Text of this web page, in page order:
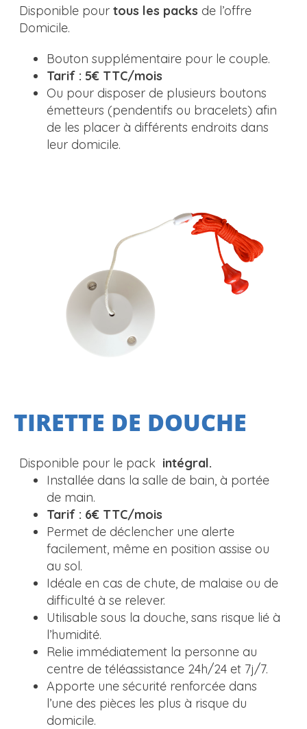
Disponible pour tous les packs de l’offre
Domicile.
Bouton supplémentaire pour le couple.
Tarif : 5€ TTC/mois
Ou pour disposer de plusieurs boutons
émetteurs (pendentifs ou bracelets) afin
de les placer à différents endroits dans
leur domicile.
TIRETTE DE DOUCHE
Disponible pour le pack intégral.
Installée dans la salle de bain, à portée
de main.
Tarif : 6€ TTC/mois
Permet de déclencher une alerte
facilement, même en position assise ou
au sol.
Idéale en cas de chute, de malaise ou de
difficulté à se relever.
Utilisable sous la douche, sans risque lié à
l’humidité.
Relie immédiatement la personne au
centre de téléassistance 24h/24 et 7j/7.
Apporte une sécurité renforcée dans
l’une des pièces les plus à risque du
domicile.